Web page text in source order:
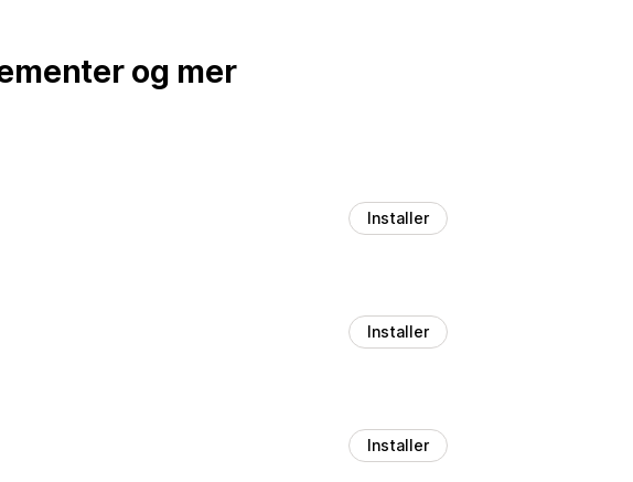
og mer
Installer
Installer
Installer